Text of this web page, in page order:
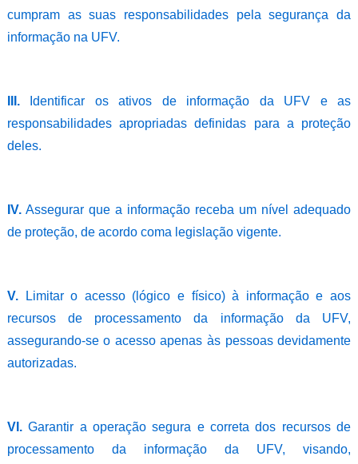
cumpram as suas responsabilidades pela segurança da
informação na UFV.
III.Identificar os ativos de informação da UFV e as
responsabilidades apropriadas definidas para a proteção
deles.
IV.Assegurar que a informação receba um nível adequado
de proteção, de acordo coma legislação vigente.
V.
Limitar o acesso (lógico e físico) à informação e aos
recursos de processamento da informação da UFV,
assegurando-se o acesso apenas às pessoas devidamente
autorizadas.
VI.Garantir a operação segura e correta dos recursos de
processamento da informação da UFV, visando,